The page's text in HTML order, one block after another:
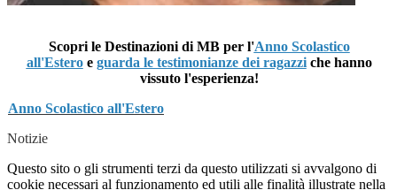
Scopri le Destinazioni di MB per l'Anno Scolastico
all'Estero e guarda le testimonianze dei ragazziche hanno
vissuto l'esperienza!
Anno Scolastico all'Estero
Notizie
Questo sito o gli strumenti terzi da questo utilizzati si avvalgono di
cookie necessari al funzionamento ed utili alle finalità illustrate nella